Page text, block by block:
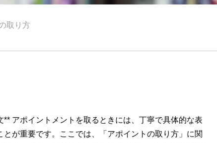
取り方
** アポイントメントを取るときには、丁寧で具体的な表
が重要です。ここでは、「アポイントの取り方」に関